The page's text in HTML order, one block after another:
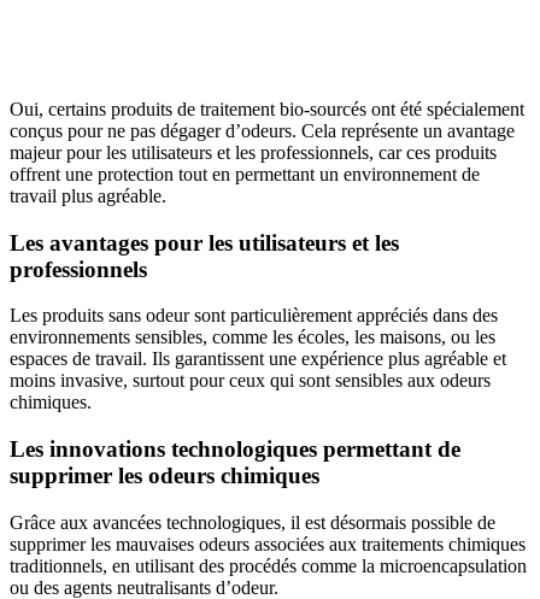
Oui, certains produits de traitement bio-sourcés ont été spécialement
conçus pour ne pas dégager d’odeurs. Cela représente un avantage
majeur pour les utilisateurs et les professionnels, car ces produits
offrent une protection tout en permettant un environnement de
travail plus agréable.
Les avantages pour les utilisateurs et les
professionnels
Les produits sans odeur sont particulièrement appréciés dans des
environnements sensibles, comme les écoles, les maisons, ou les
espaces de travail. Ils garantissent une expérience plus agréable et
moins invasive, surtout pour ceux qui sont sensibles aux odeurs
chimiques.
Les innovations technologiques permettant de
supprimer les odeurs chimiques
Grâce aux avancées technologiques, il est désormais possible de
supprimer les mauvaises odeurs associées aux traitements chimiques
traditionnels, en utilisant des procédés comme la microencapsulation
ou des agents neutralisants d’odeur.